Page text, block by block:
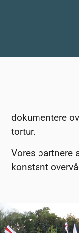
dokumentere
tortur.
Vores partnere
konstant